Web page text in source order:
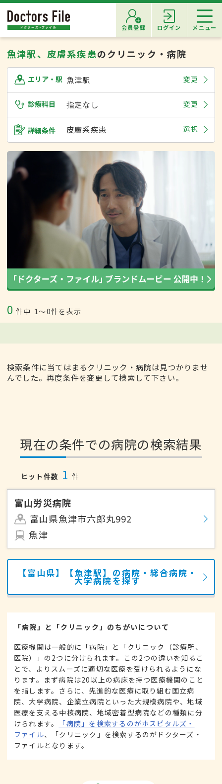
会員登録 ログイン メニュー
魚津駅、皮膚系疾患のクリニック・病院
エリア・駅 魚津駅 変更
診療科目 指定なし 変更
詳細条件 皮膚系疾患 選択
0 件中 1〜0件を表示
検索条件に当てはまるクリニック・病院は見つかりませ
んでした。再度条件を変更して検索して下さい。
現在の条件での病院の検索結果
ヒット件数 1 件
富山労災病院
富山県魚津市六郎丸992
魚津
【富山県】【魚津駅】の病院・総合病院・
大学病院を探す
「病院」と「クリニック」のちがいについて
医療機関は一般的に「病院」と「クリニック（診療所、
医院）」の2つに分けられます。この2つの違いを知るこ
とで、よりスムーズに適切な医療を受けられるようにな
ります。まず病院は20以上の病床を持つ医療機関のこと
を指します。さらに、先進的な医療に取り組む国立病
院、大学病院、企業立病院といった大規模病院や、地域
医療を支える中核病院、地域密着型病院などの種類に分
けられます。
「病院」を検索するのがホスピタルズ・
ファイル、「クリニック」を検索するのがドクターズ・
ファイルとなります。